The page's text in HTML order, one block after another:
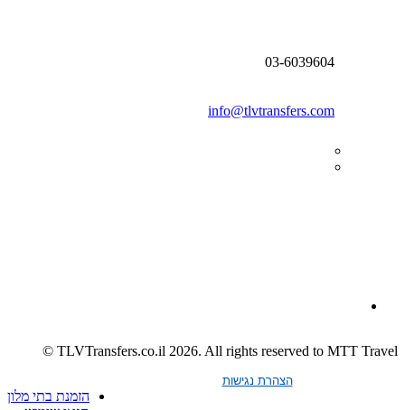
03-6039604
info@tlvtransfers.com
TLVTransfers.co.il 2026. All rights reserved to MTT Travel ©
הזמנת בתי מלון
הצהרת נגישות